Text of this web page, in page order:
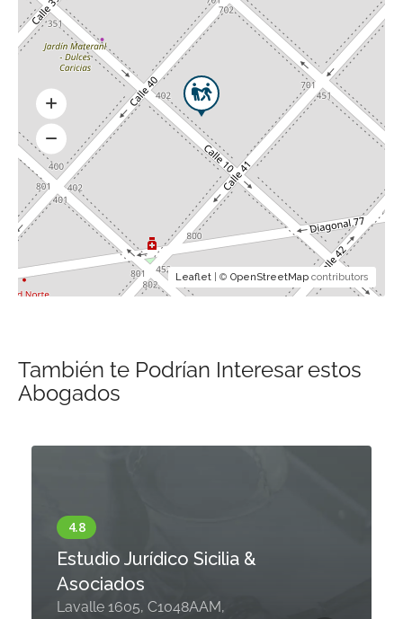
Leaflet | © OpenStreetMap contributors
También te Podrían Interesar estos
Abogados
Estudio Jurídico Sicilia &
Asociados
Lavalle 1605, C1048AAM,